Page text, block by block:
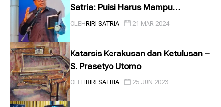
Satria: Puisi Harus Mampu
Menyentuh Batin Manusia
OLEHRIRI SATRIA 21 MAR 2024
Katarsis Kerakusan dan Ketulusan –
S. Prasetyo Utomo
OLEHRIRI SATRIA 25 JUN 2023